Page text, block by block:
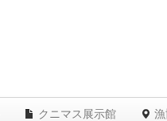
クニマス展示館